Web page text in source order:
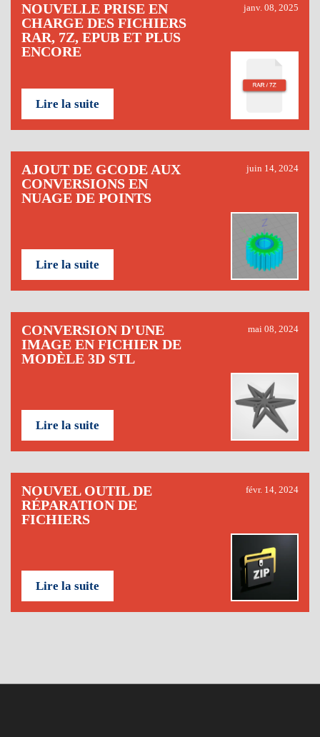
NOUVELLE PRISE EN
CHARGE DES FICHIERS
RAR, 7Z, EPUB ET PLUS
ENCORE
janv. 08, 2025
Lire la suite
AJOUT DE GCODE AUX
CONVERSIONS EN
NUAGE DE POINTS
juin 14, 2024
Lire la suite
CONVERSION D'UNE
IMAGE EN FICHIER DE
MODÈLE 3D STL
mai 08, 2024
Lire la suite
NOUVEL OUTIL DE
RÉPARATION DE
FICHIERS
févr. 14, 2024
Lire la suite